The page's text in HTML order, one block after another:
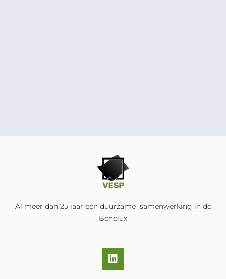
Al meer dan 25 jaar een duurzame samenwerking in de
Benelux
L
i
n